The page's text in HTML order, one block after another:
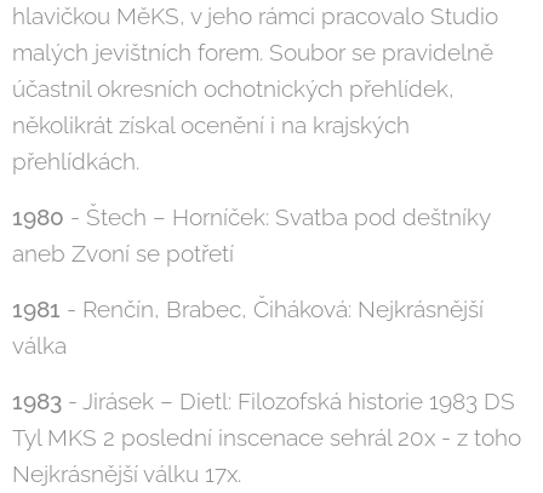
hlavičkou MěKS, v jeho rámci pracovalo Studio
malých jevištních forem. Soubor se pravidelně
účastnil okresních ochotnických přehlídek,
několikrát získal ocenění i na krajských
přehlídkách.
1980 - Štech – Horníček: Svatba pod deštníky
aneb Zvoní se potřetí
1981 - Renčín, Brabec, Čiháková: Nejkrásnější
válka
1983 - Jirásek – Dietl: Filozofská historie 1983 DS
Tyl MKS 2 poslední inscenace sehrál 20x - z toho
Nejkrásnější válku 17x.